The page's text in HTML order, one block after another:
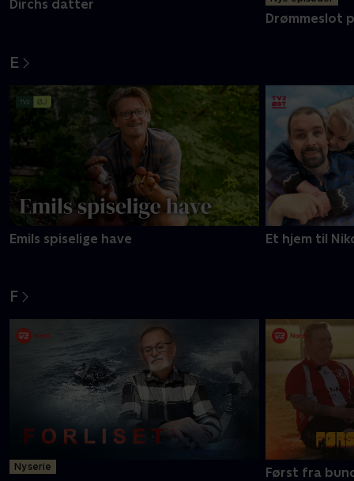
Dirchs datter Nye episoder
Drømmeslot
Emils spiselige have Et hjem til